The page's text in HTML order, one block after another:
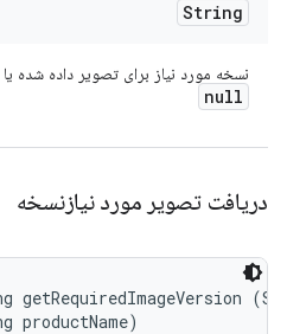
String
نسخه مورد نیاز برای تصویر داده
null
دریافت تصویر مورد نیازنسخه
getRequiredImageVersion
productName)